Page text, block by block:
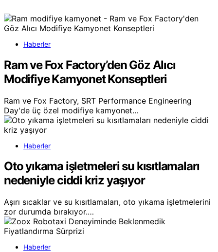
Haberler
Ram ve Fox Factory’den Göz Alıcı
Modifiye Kamyonet Konseptleri
Ram ve Fox Factory, SRT Performance Engineering
Day'de üç özel modifiye kamyonet…
Haberler
Oto yıkama işletmeleri su kısıtlamaları
nedeniyle ciddi kriz yaşıyor
Aşırı sıcaklar ve su kısıtlamaları, oto yıkama işletmelerini
zor durumda bırakıyor.…
Haberler